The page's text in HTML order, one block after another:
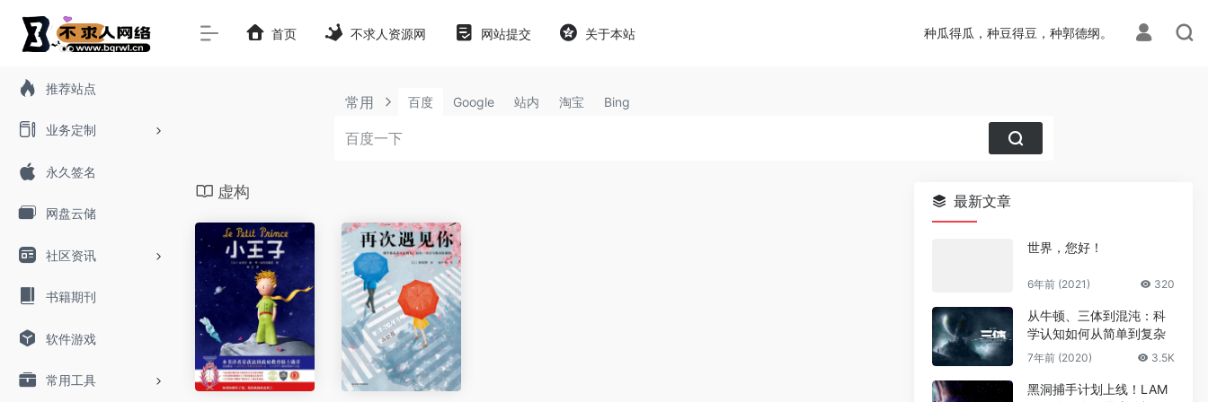
推荐站点
业务定制
永久签名
网盘云储
社区资讯
书籍期刊
软件游戏
常用工具
首页 不求人资源网 网站提交 关于本站 种瓜得瓜，种豆得豆，种郭德纲。
常用 百度 Google 站内 淘宝 Bing
虚构 最新文章
世界，您好！
6年前 (2021) 320
从牛顿、三体到混沌：科
学认知如何从简单到复杂
7年前 (2020) 3.5K
黑洞捕手计划上线！LAM